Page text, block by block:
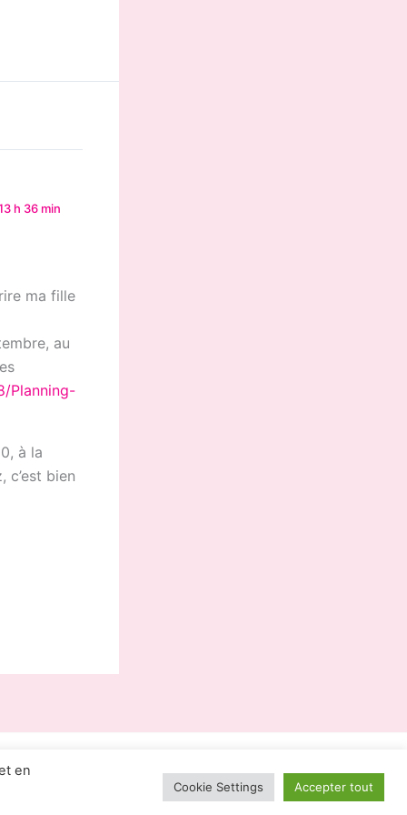
h 36 min
ma fille
au
Planning-
à la
c’est bien
par Thème WordPress Astra
en
Cookie Settings Accepter tout